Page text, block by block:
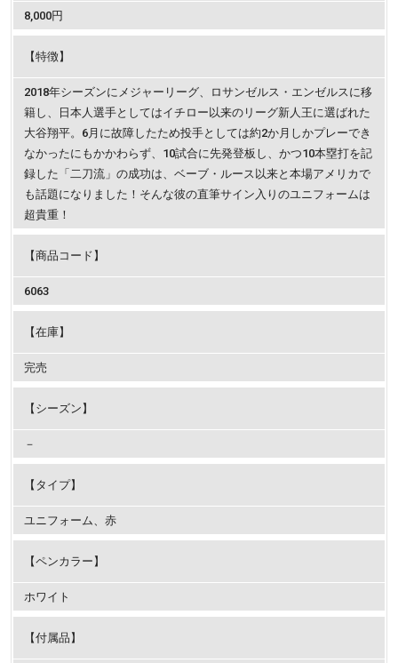
8,000円
【特徴】
2018年シーズンにメジャーリーグ、ロサンゼルス・エンゼルスに移
籍し、日本人選手としてはイチロー以来のリーグ新人王に選ばれた
大谷翔平。6月に故障したため投手としては約2か月しかプレーでき
なかったにもかかわらず、10試合に先発登板し、かつ10本塁打を記
録した「二刀流」の成功は、ベーブ・ルース以来と本場アメリカで
も話題になりました！そんな彼の直筆サイン入りのユニフォームは
超貴重！
【商品コード】
6063
【在庫】
完売
【シーズン】
－
【タイプ】
ユニフォーム、赤
【ペンカラー】
ホワイト
【付属品】